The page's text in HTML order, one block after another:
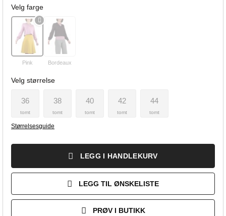
Velg farge
Pink Bordeaux
Velg størrelse
36
tomt
38
tomt
40
tomt
42
tomt
44
tomt
Størrelsesguide
LEGG I HANDLEKURV
LEGG TIL ØNSKELISTE
PRØV I BUTIKK